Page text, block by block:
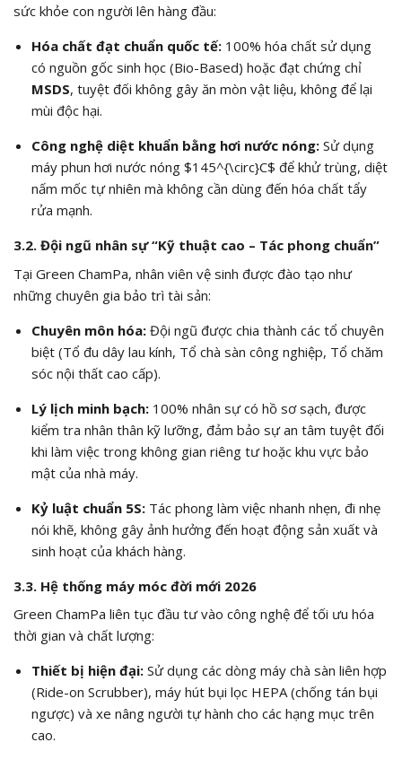
sức khỏe con người lên hàng đầu:
Hóa chất đạt chuẩn quốc tế:100% hóa chất sử dụng
có nguồn gốc sinh học (Bio-Based) hoặc đạt chứng chỉ
MSDS, tuyệt đối không gây ăn mòn vật liệu, không để lại
mùi độc hại.
Công nghệ diệt khuẩn bằng hơi nước nóng:Sử dụng
máy phun hơi nước nóng $145^{\circ}C$ để khử trùng, diệt
nấm mốc tự nhiên mà không cần dùng đến hóa chất tẩy
rửa mạnh.
3.2. Đội ngũ nhân sự “Kỹ thuật cao – Tác phong chuẩn”
Tại Green ChamPa, nhân viên vệ sinh được đào tạo như
những chuyên gia bảo trì tài sản:
Chuyên môn hóa:Đội ngũ được chia thành các tổ chuyên
biệt (Tổ đu dây lau kính, Tổ chà sàn công nghiệp, Tổ chăm
sóc nội thất cao cấp).
Lý lịch minh bạch:100% nhân sự có hồ sơ sạch, được
kiểm tra nhân thân kỹ lưỡng, đảm bảo sự an tâm tuyệt đối
khi làm việc trong không gian riêng tư hoặc khu vực bảo
mật của nhà máy.
Kỷ luật chuẩn 5S:Tác phong làm việc nhanh nhẹn, đi nhẹ
nói khẽ, không gây ảnh hưởng đến hoạt động sản xuất và
sinh hoạt của khách hàng.
3.3. Hệ thống máy móc đời mới 2026
Green ChamPa liên tục đầu tư vào công nghệ để tối ưu hóa
thời gian và chất lượng:
Thiết bị hiện đại:Sử dụng các dòng máy chà sàn liên hợp
(Ride-on Scrubber), máy hút bụi lọc HEPA (chống tán bụi
ngược) và xe nâng người tự hành cho các hạng mục trên
cao.